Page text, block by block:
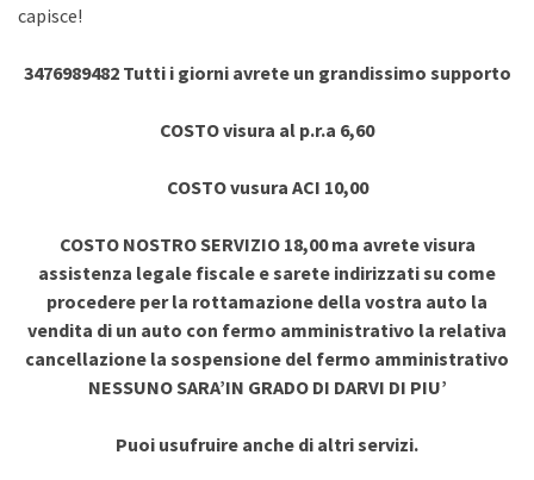
capisce!
3476989482 Tutti i giorni avrete un grandissimo supporto
COSTO visura al p.r.a 6,60
COSTO vusura ACI 10,00
COSTO NOSTRO SERVIZIO 18,00 ma avrete visura
assistenza legale fiscale e sarete indirizzati su come
procedere per la rottamazione della vostra auto la
vendita di un auto con fermo amministrativo la relativa
cancellazione la sospensione del fermo amministrativo
NESSUNO SARA’IN GRADO DI DARVI DI PIU’
Puoi usufruire anche di altri servizi.